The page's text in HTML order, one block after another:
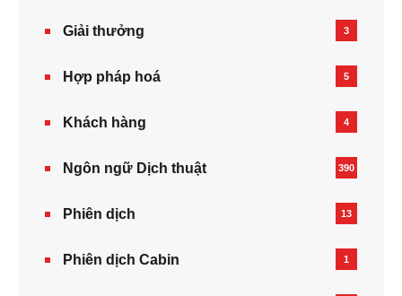
Giải thưởng 3
Hợp pháp hoá 5
Khách hàng 4
Ngôn ngữ Dịch thuật 390
Phiên dịch 13
Phiên dịch Cabin 1